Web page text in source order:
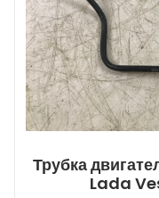
Трубка
Lada